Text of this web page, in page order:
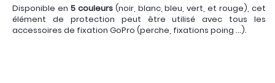
Disponible en 5 couleurs(noir, blanc, bleu, vert, et rouge), cet
élément de protection peut être utilisé avec tous les
accessoires de fixation GoPro (perche, fixations poing ...).